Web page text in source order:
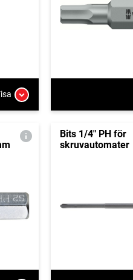
Bits 1/4" PH för
skruvautomater